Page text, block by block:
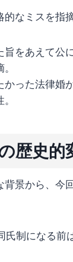
なミスを指
をあえて公
かった法律
歴史
景から、今
氏制になる前